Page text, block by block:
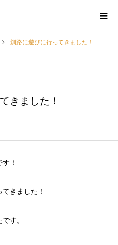
釧路に遊びに行ってきました！
きました！
！
きました！
す。